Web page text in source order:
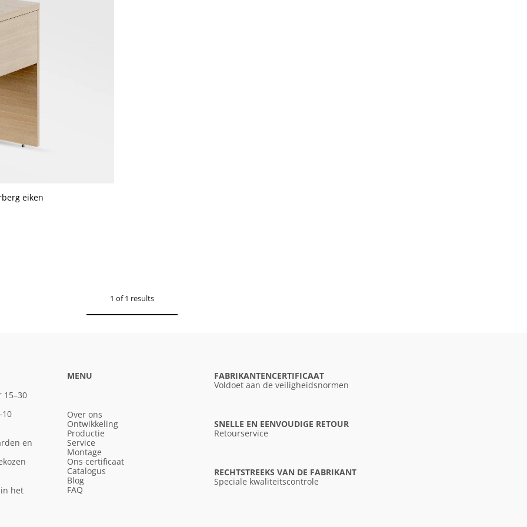
eiken
1 of 1 results
15–30
en
in het
MENU
Over ons
Ontwikkeling
Productie
Service
Montage
Ons certificaat
Catalogus
Blog
FAQ
FABRIKANTENCERTIFICAAT
Voldoet aan de veiligheidsnormen
SNELLE EN EENVOUDIGE RETOUR
Retourservice
RECHTSTREEKS VAN DE FABRIKANT
Speciale kwaliteitscontrole